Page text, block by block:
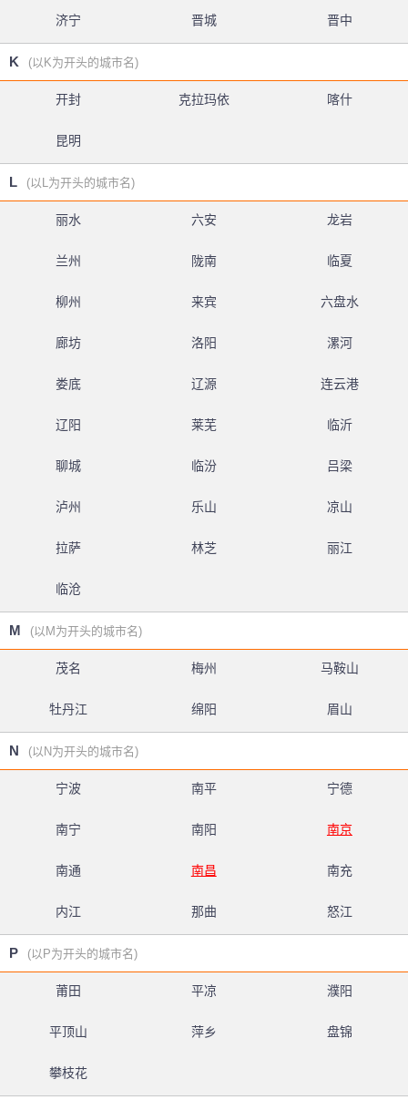
济宁 晋城 晋中
K (以K为开头的城市名)
开封 克拉玛依 喀什
昆明
L (以L为开头的城市名)
丽水 六安 龙岩
兰州 陇南 临夏
柳州 来宾 六盘水
廊坊 洛阳 漯河
娄底 辽源 连云港
辽阳 莱芜 临沂
聊城 临汾 吕梁
泸州 乐山 凉山
拉萨 林芝 丽江
临沧
M (以M为开头的城市名)
茂名 梅州 马鞍山
牡丹江 绵阳 眉山
N (以N为开头的城市名)
宁波 南平 宁德
南宁 南阳 南京
南通 南昌 南充
内江 那曲 怒江
P (以P为开头的城市名)
莆田 平凉 濮阳
平顶山 萍乡 盘锦
攀枝花